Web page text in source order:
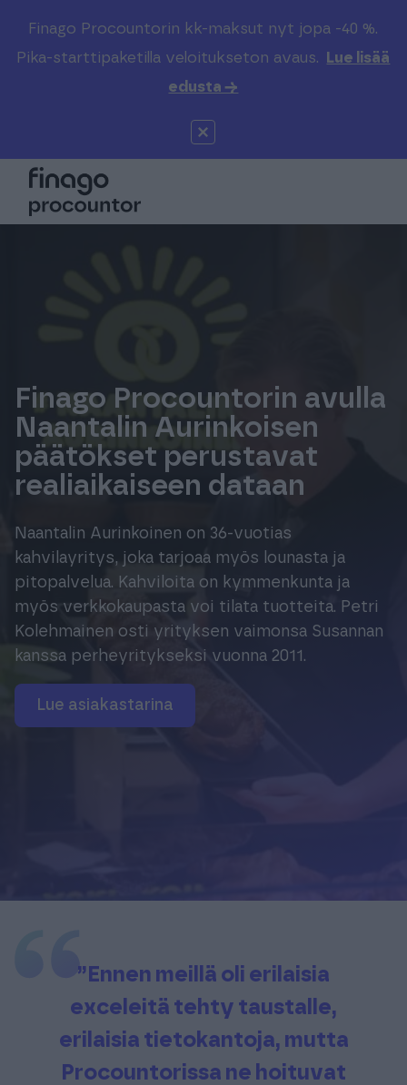
Finago Procountorin kk-maksut nyt jopa -40 %.
Pika-starttipaketilla veloitukseton avaus.
Lue lisää
edusta →
Etsi sivustolta
Valitse kieli
Global (EN)
Kirjaudu
Solo
Sopimuskone
Kenelle
Tilitoimistoille
Tuki & Koulutus
Meistä & Ajankohtaista
Tilaa Procountor
Kokeile maksutta
Kirjaudu
Finago Procountorin avulla
Naantalin Aurinkoisen
päätökset perustavat
realiaikaiseen dataan
Naantalin Aurinkoinen on 36-vuotias
kahvilayritys, joka tarjoaa myös lounasta ja
pitopalvelua. Kahviloita on kymmenkunta ja
myös verkkokaupasta voi tilata tuotteita. Petri
Kolehmainen osti yrityksen vaimonsa Susannan
kanssa perheyritykseksi vuonna 2011.
Lue asiakastarina
”Ennen meillä oli erilaisia
exceleitä tehty taustalle,
erilaisia tietokantoja, mutta
Procountorissa ne hoituvat